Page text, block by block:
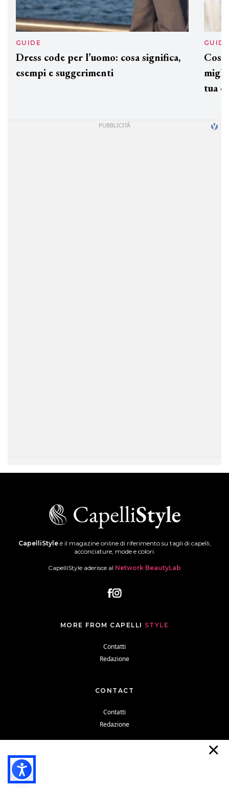
GUIDE
Dress code per l’uomo: cosa significa,
esempi e suggerimenti
GUIDE
tua
CapelliStyleè il magazine online di riferimento su tagli di capelli,
acconciature, mode e colori.
CapelliStyle aderisce al Network BeautyLab
MORE FROM CAPELLI STYLE
Contatti
Redazione
CONTACT
Contatti
Redazione